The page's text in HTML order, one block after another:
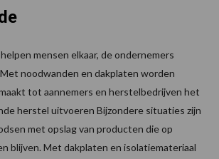
mensen elkaar, de ondernemers
noodwanden en dakplaten worden
tot aannemers en herstelbedrijven het
herstel uitvoeren Bijzondere situaties zijn
met opslag van producten die op
blijven. Met dakplaten en isolatiemateriaal